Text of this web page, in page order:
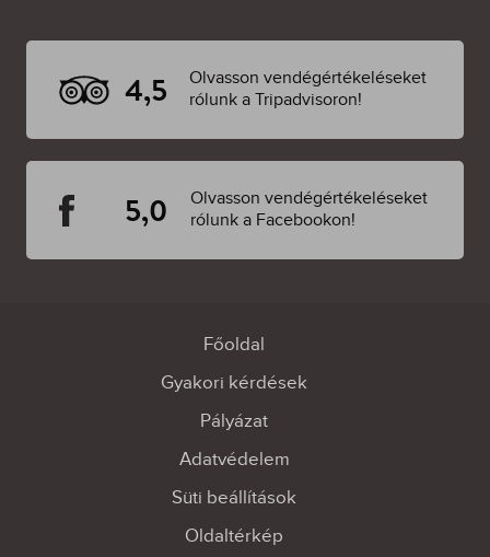
4,5
Olvasson vendégértékeléseket
rólunk a Tripadvisoron!
5,0
Olvasson vendégértékeléseket
rólunk a Facebookon!
Főoldal
Gyakori kérdések
Pályázat
Adatvédelem
Süti beállítások
Oldaltérkép